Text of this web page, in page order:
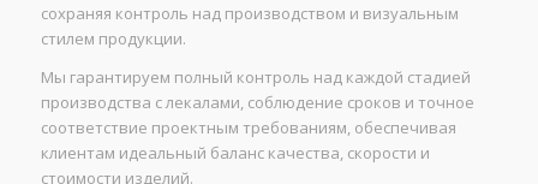
сохраняя контроль над производством и визуальным
стилем продукции.
Мы гарантируем полный контроль над каждой стадией
производства с лекалами, соблюдение сроков и точное
соответствие проектным требованиям, обеспечивая
клиентам идеальный баланс качества, скорости и
стоимости изделий.